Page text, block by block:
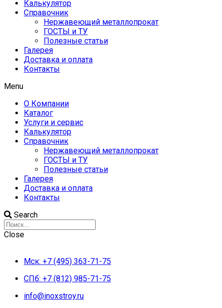
Калькулятор
Справочник
Нержавеющий металлопрокат
ГОСТЫ и ТУ
Полезные статьи
Галерея
Доставка и оплата
Контакты
Menu
О Компании
Каталог
Услуги и сервис
Калькулятор
Справочник
Нержавеющий металлопрокат
ГОСТЫ и ТУ
Полезные статьи
Галерея
Доставка и оплата
Контакты
Search
Close
Мск: +7 (495) 363-71-75
СПб: +7 (812) 985-71-75
info@inoxstroy.ru